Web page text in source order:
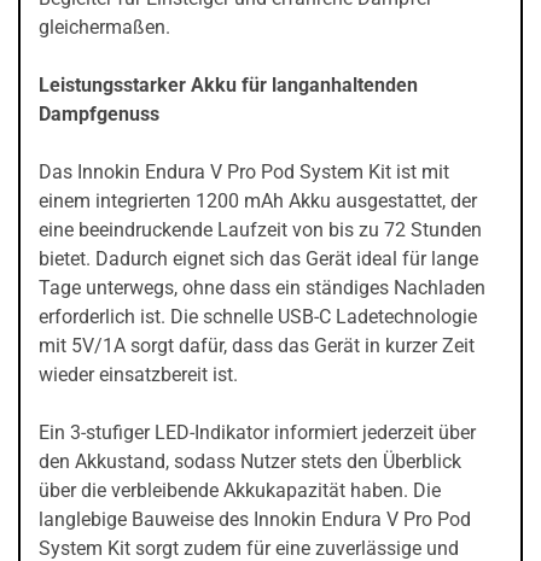
gleichermaßen.
Leistungsstarker Akku für langanhaltenden
Dampfgenuss
Das Innokin Endura V Pro Pod System Kit ist mit
einem integrierten 1200 mAh Akku ausgestattet, der
eine beeindruckende Laufzeit von bis zu 72 Stunden
bietet. Dadurch eignet sich das Gerät ideal für lange
Tage unterwegs, ohne dass ein ständiges Nachladen
erforderlich ist. Die schnelle USB-C Ladetechnologie
mit 5V/1A sorgt dafür, dass das Gerät in kurzer Zeit
wieder einsatzbereit ist.
Ein 3-stufiger LED-Indikator informiert jederzeit über
den Akkustand, sodass Nutzer stets den Überblick
über die verbleibende Akkukapazität haben. Die
langlebige Bauweise des Innokin Endura V Pro Pod
System Kit sorgt zudem für eine zuverlässige und